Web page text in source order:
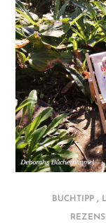
BUCHTIPP ,